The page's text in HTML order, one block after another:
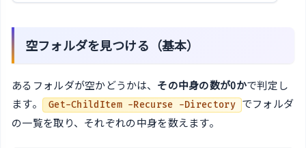
空フォルダを見つける（基本）
あるフォルダが空かどうかは、 その中身の数が0かで判定し
ます。
Get-ChildItem -Recurse -Directory でフォルダ
の一覧を取り、それぞれの中身を数えます。